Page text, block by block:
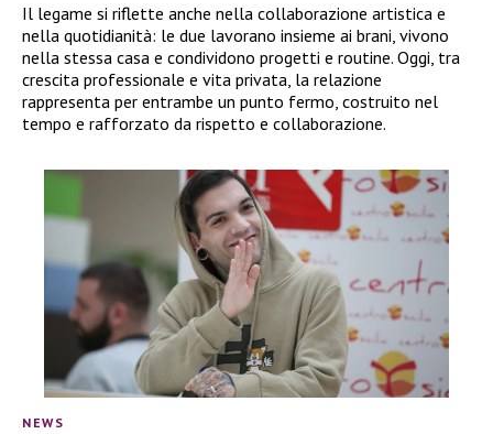
Il legame si riflette anche nella collaborazione artistica e
nella quotidianità: le due lavorano insieme ai brani, vivono
nella stessa casa e condividono progetti e routine. Oggi, tra
crescita professionale e vita privata, la relazione
rappresenta per entrambe un punto fermo, costruito nel
tempo e rafforzato da rispetto e collaborazione.
NEWS